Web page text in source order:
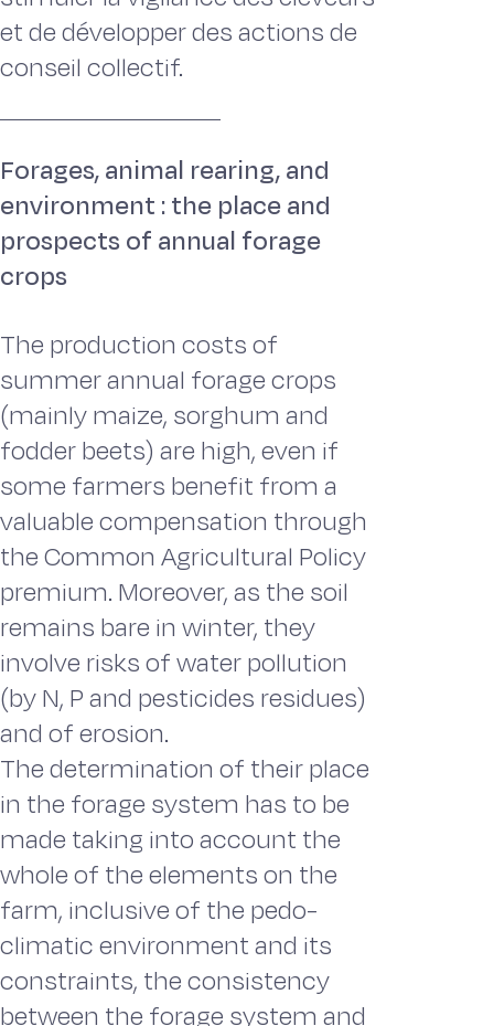
et de développer des actions de
conseil collectif.
Forages, animal rearing, and
environment : the place and
prospects of annual forage
crops
The production costs of
summer annual forage crops
(mainly maize, sorghum and
fodder beets) are high, even if
some farmers benefit from a
valuable compensation through
the Common Agricultural Policy
premium. Moreover, as the soil
remains bare in winter, they
involve risks of water pollution
(by N, P and pesticides residues)
and of erosion.
The determination of their place
in the forage system has to be
made taking into account the
whole of the elements on the
farm, inclusive of the pedo-
climatic environment and its
constraints, the consistency
between the forage system and